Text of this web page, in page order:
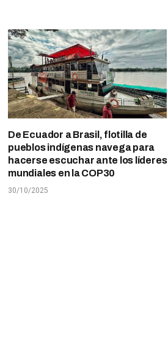
De Ecuador a Brasil, flotilla de
pueblos indígenas navega para
hacerse escuchar ante los líderes
mundiales en la COP30
30/10/2025